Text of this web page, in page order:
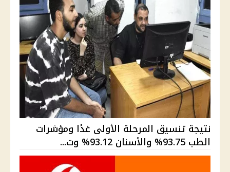
نتيجة تنسيق المرحلة الأولى غدًا ومؤشرات
الطب 93.75% والأسنان 93.12% وت...